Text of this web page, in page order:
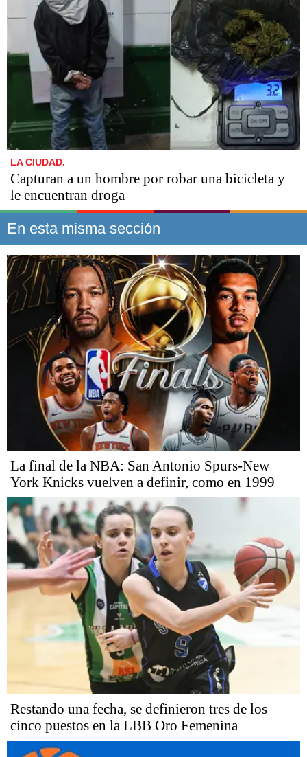
LA CIUDAD.
Capturan a un hombre por robar una bicicleta y
le encuentran droga
En esta misma sección
La final de la NBA: San Antonio Spurs-New
York Knicks vuelven a definir, como en 1999
Restando una fecha, se definieron tres de los
cinco puestos en la LBB Oro Femenina